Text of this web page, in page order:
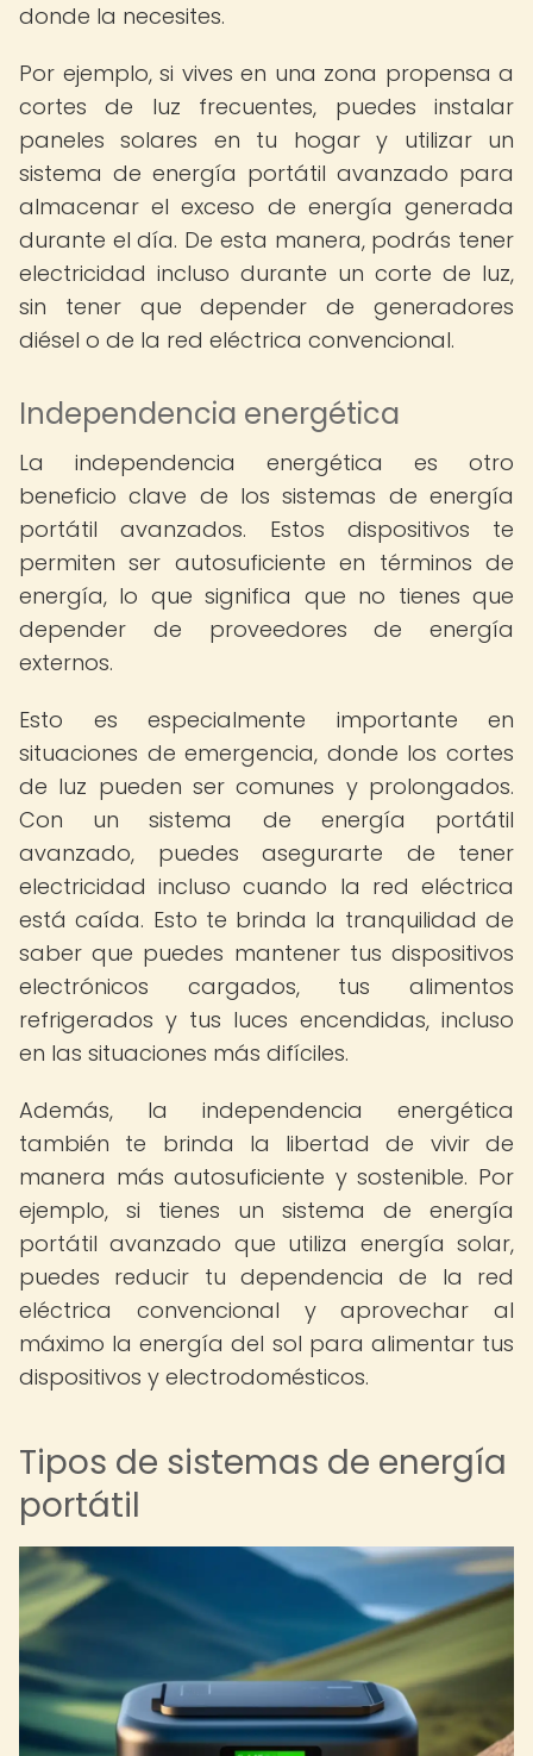
donde la necesites.
Por ejemplo, si vives en una zona propensa a
cortes de luz frecuentes, puedes instalar
paneles solares en tu hogar y utilizar un
sistema de energía portátil avanzado para
almacenar el exceso de energía generada
durante el día. De esta manera, podrás tener
electricidad incluso durante un corte de luz,
sin tener que depender de generadores
diésel o de la red eléctrica convencional.
Independencia energética
La independencia energética es otro
beneficio clave de los sistemas de energía
portátil avanzados. Estos dispositivos te
permiten ser autosuficiente en términos de
energía, lo que significa que no tienes que
depender de proveedores de energía
externos.
Esto es especialmente importante en
situaciones de emergencia, donde los cortes
de luz pueden ser comunes y prolongados.
Con un sistema de energía portátil
avanzado, puedes asegurarte de tener
electricidad incluso cuando la red eléctrica
está caída. Esto te brinda la tranquilidad de
saber que puedes mantener tus dispositivos
electrónicos cargados, tus alimentos
refrigerados y tus luces encendidas, incluso
en las situaciones más difíciles.
Además, la independencia energética
también te brinda la libertad de vivir de
manera más autosuficiente y sostenible. Por
ejemplo, si tienes un sistema de energía
portátil avanzado que utiliza energía solar,
puedes reducir tu dependencia de la red
eléctrica convencional y aprovechar al
máximo la energía del sol para alimentar tus
dispositivos y electrodomésticos.
Tipos de sistemas de energía
portátil